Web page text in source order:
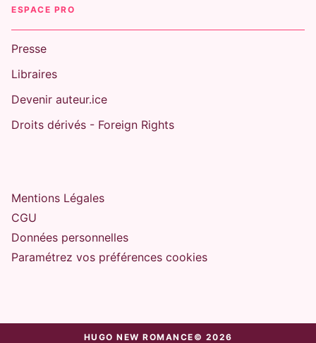
ESPACE PRO
Presse
Libraires
Devenir auteur.ice
Droits dérivés - Foreign Rights
Mentions Légales
CGU
Données personnelles
Paramétrez vos préférences cookies
HUGO NEW ROMANCE© 2026